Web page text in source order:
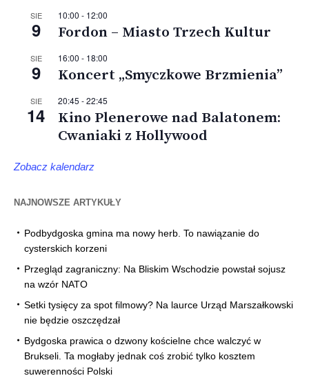
SIE
9
10:00 - 12:00
Fordon – Miasto Trzech Kultur
SIE
9
16:00 - 18:00
Koncert „Smyczkowe Brzmienia”
SIE
14
20:45 -22:45
Kino Plenerowe nad Balatonem:
Cwaniaki z Hollywood
Zobacz kalendarz
NAJNOWSZE ARTYKUŁY
Podbydgoska gmina ma nowy herb. To nawiązanie do
cysterskich korzeni
Przegląd zagraniczny: Na Bliskim Wschodzie powstał sojusz
na wzór NATO
Setki tysięcy za spot filmowy? Na laurce Urząd Marszałkowski
nie będzie oszczędzał
Bydgoska prawica o dzwony kościelne chce walczyć w
Brukseli. Ta mogłaby jednak coś zrobić tylko kosztem
suwerenności Polski